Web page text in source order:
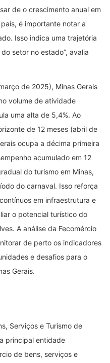
de o crescimento anual em
é importante notar a
Isso indica uma trajetória
setor no estado”, avalia
de 2025), Minas Gerais
volume de atividade
uma alta de 5,4%. Ao
de 12 meses (abril de
ocupa a décima primeira
acumulado em 12
do turismo em Minas,
do carnaval. Isso reforça
em infraestrutura e
o potencial turístico do
A análise da Fecomércio
de perto os indicadores
e desafios para o
Gerais.
Serviços e Turismo de
principal entidade
de bens, serviços e